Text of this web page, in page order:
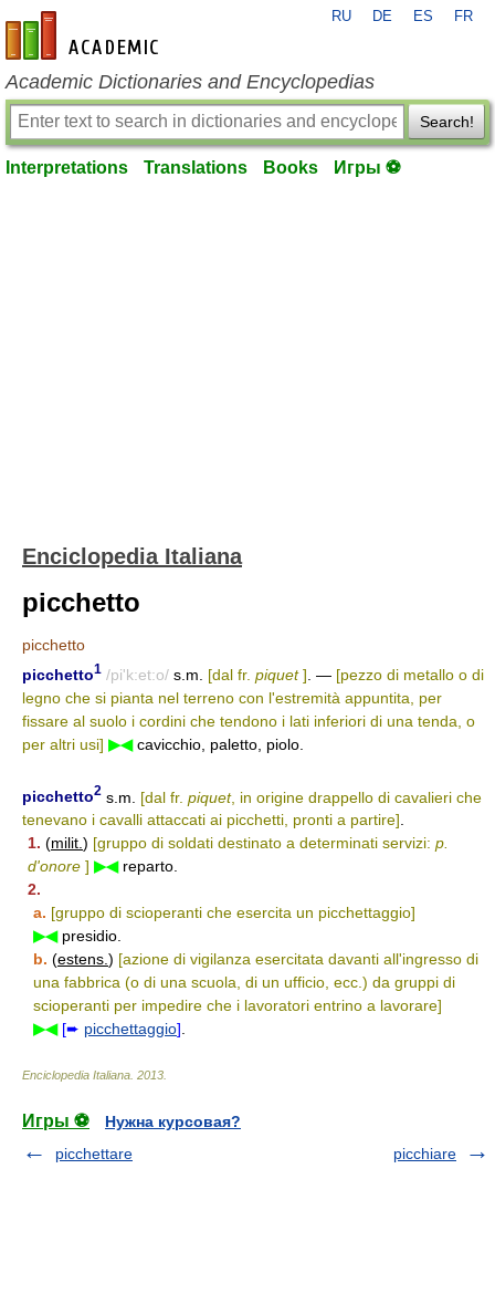
en-academic.com
RU DE ES FR
Academic Dictionaries and Encyclopedias
Search!
Interpretations Translations Books Игры ⚽
Enciclopedia Italiana
picchetto
picchetto
picchetto1 /pi'k:et:o/ s.m. [dal fr. piquet] . — [pezzo di metallo o di
legno che si pianta nel terreno con l'estremità appuntita, per
fissare al suolo i cordini che tendono i lati inferiori di una tenda, o
per altri usi] ▶◀cavicchio, paletto, piolo.
picchetto2 s.m. [dal fr. piquet, in origine drappello di cavalieri che
tenevano i cavalli attaccati ai picchetti, pronti a partire].
1. (milit.) [gruppo di soldati destinato a determinati servizi: p.
d'onore ] ▶◀reparto.
2.
a. [gruppo di scioperanti che esercita un picchettaggio]
▶◀presidio.
b. (estens.) [azione di vigilanza esercitata davanti all'ingresso di
una fabbrica (o di una scuola, di un ufficio, ecc.) da gruppi di
scioperanti per impedire che i lavoratori entrino a lavorare]
▶◀ [➨ picchettaggio].
Enciclopedia Italiana 2013
Игры ⚽
Нужна курсовая?
picchettare
picchiare